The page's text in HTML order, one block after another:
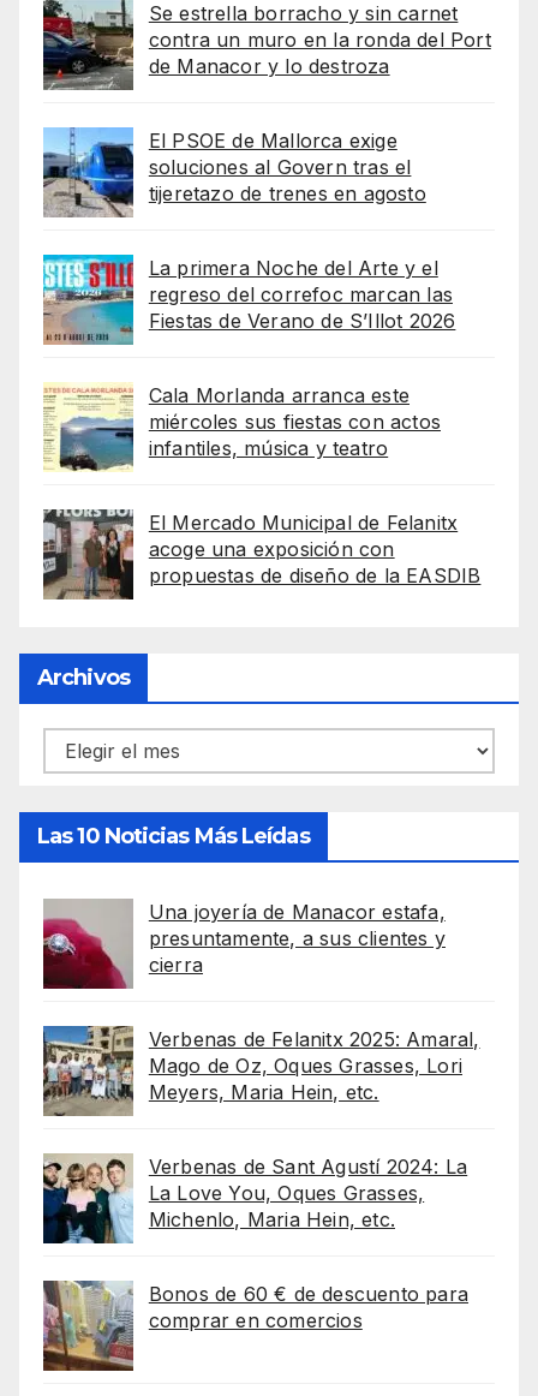
Se estrella borracho y sin carnet
contra un muro en la ronda del Port
de Manacor y lo destroza
El PSOE de Mallorca exige
soluciones al Govern tras el
tijeretazo de trenes en agosto
La primera Noche del Arte y el
regreso del correfoc marcan las
Fiestas de Verano de S’Illot 2026
Cala Morlanda arranca este
miércoles sus fiestas con actos
infantiles, música y teatro
El Mercado Municipal de Felanitx
acoge una exposición con
propuestas de diseño de la EASDIB
Archivos
Archivos
Las 10 Noticias Más Leídas
Una joyería de Manacor estafa,
presuntamente, a sus clientes y
cierra
Verbenas de Felanitx 2025: Amaral,
Mago de Oz, Oques Grasses, Lori
Meyers, Maria Hein, etc.
Verbenas de Sant Agustí 2024: La
La Love You, Oques Grasses,
Michenlo, Maria Hein, etc.
Bonos de 60 € de descuento para
comprar en comercios